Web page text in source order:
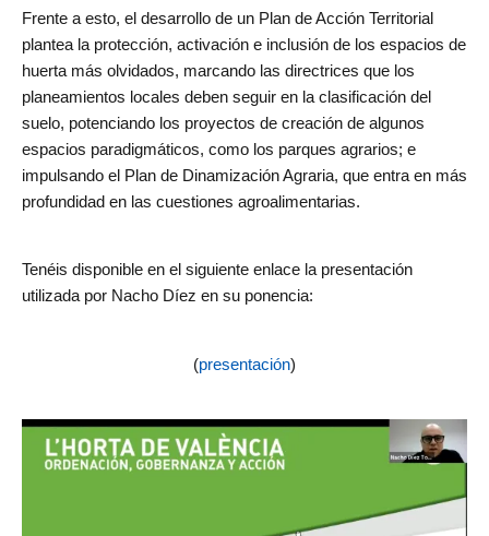
Frente a esto, el desarrollo de un Plan de Acción Territorial
plantea la protección, activación e inclusión de los espacios de
huerta más olvidados, marcando las directrices que los
planeamientos locales deben seguir en la clasificación del
suelo, potenciando los proyectos de creación de algunos
espacios paradigmáticos, como los parques agrarios; e
impulsando el Plan de Dinamización Agraria, que entra en más
profundidad en las cuestiones agroalimentarias.
Tenéis disponible en el siguiente enlace la presentación
utilizada por Nacho Díez en su ponencia:
(presentación)